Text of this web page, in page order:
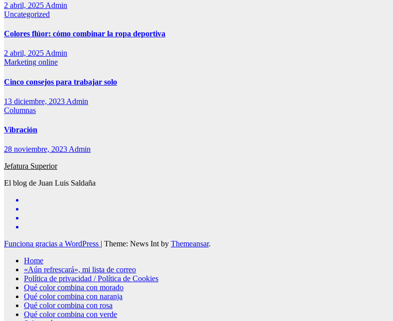
2 abril, 2025 Admin
Uncategorized
Colores flúor: cómo combinar la ropa deportiva
2 abril, 2025 Admin
Marketing online
Cinco consejos para trabajar solo
13 diciembre, 2023 Admin
Columnas
Vibración
28 noviembre, 2023 Admin
Jefatura Superior
El blog de Juan Luis Saldaña
Funciona gracias a WordPress | Theme: News Int by Themeansar.
Home
«Aún refrescará», mi lista de correo
Política de privacidad / Política de Cookies
Qué color combina con morado
Qué color combina con naranja
Qué color combina con rosa
Qué color combina con verde